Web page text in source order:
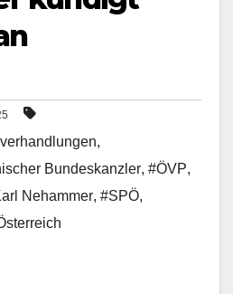
,
Bundeskanzler, #ÖVP,
Nehammer, #SPÖ,